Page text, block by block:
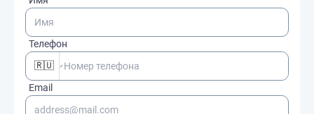
Телефон
🇷🇺
Email